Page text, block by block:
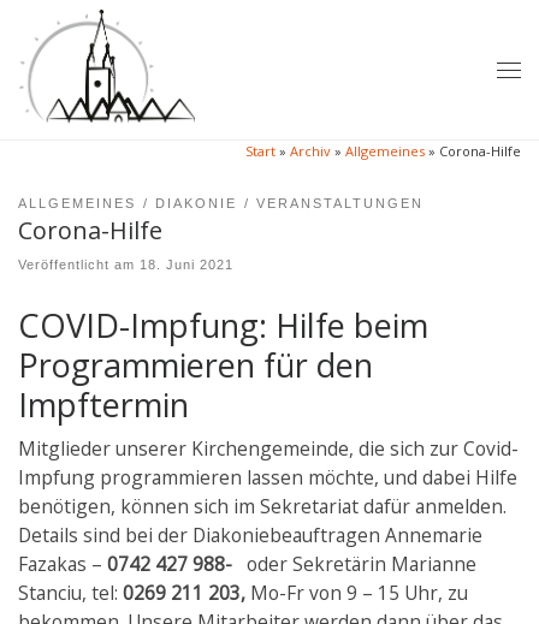
Zum Inhalt springen
Start » Archiv » Allgemeines » Corona-Hilfe
ALLGEMEINES DIAKONIE VERANSTALTUNGEN
Corona-Hilfe
Veröffentlicht am 18. Juni 2021
COVID-Impfung: Hilfe beim
Programmieren für den
Impftermin
Mitglieder unserer Kirchengemeinde, die sich zur Covid-
Impfung programmieren lassen möchte, und dabei Hilfe
benötigen, können sich im Sekretariat dafür anmelden.
Details sind bei der Diakoniebeauftragen Annemarie
Fazakas – 0742 427 988- oder Sekretärin Marianne
Stanciu, tel: 0269 211 203, Mo-Fr von 9 – 15 Uhr, zu